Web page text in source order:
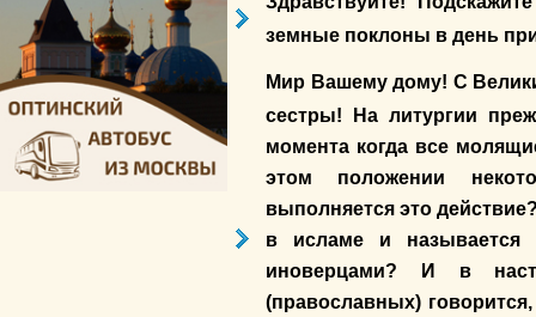
земные поклоны в день
Мир Вашему дому! С
сестры! На литургии
момента когда все
этом положении
выполняется это
в исламе и
иноверцами? И в
(православных)